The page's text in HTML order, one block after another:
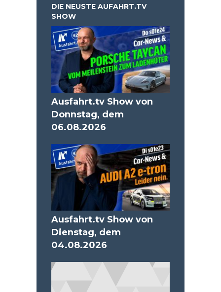
DIE NEUSTE AUFAHRT.TV
SHOW
Ausfahrt.tv Show von
Donnstag, dem
06.08.2026
Ausfahrt.tv Show von
Dienstag, dem
04.08.2026